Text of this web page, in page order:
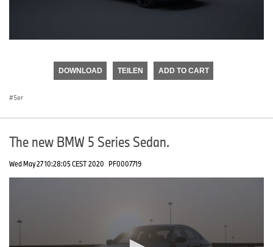
DOWNLOAD TEILEN ADD TO CART
5er
The new BMW 5 Series Sedan.
Wed May 27 10:28:05 CEST 2020 PF0007719